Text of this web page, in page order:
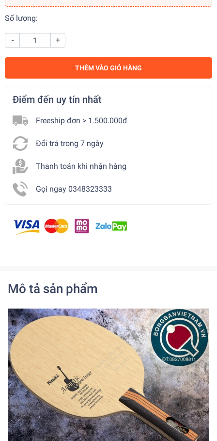
Số lượng:
- +
THÊM VÀO GIỎ HÀNG
Điểm đến uy tín nhất
Freeship đơn > 1.500.000đ
Đổi trả trong 7 ngày
Thanh toán khi nhận hàng
Gọi ngay 0348323333
Mô tả sản phẩm